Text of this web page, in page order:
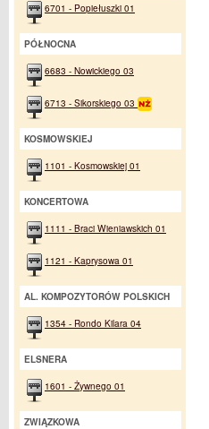
6701 - Popiełuszki 01
PÓŁNOCNA
6683 - Nowickiego 03
6713 - Sikorskiego 03
KOSMOWSKIEJ
1101 - Kosmowskiej 01
KONCERTOWA
1111 - Braci Wieniawskich 01
1121 - Kaprysowa 01
AL. KOMPOZYTORÓW POLSKICH
1354 - Rondo Kilara 04
ELSNERA
1601 - Żywnego 01
ZWIĄZKOWA